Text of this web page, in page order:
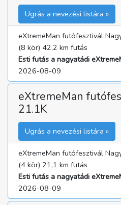
Ugrás a nevezési listára »
eXtremeMan futófesztivál
(8 kör) 42,2 km futás
Esti futás a nagyatádi
2026-08-09
eXtremeMan
21.1K
Ugrás a nevezési listára »
eXtremeMan futófesztivál
(4 kör) 21,1 km futás
Esti futás a nagyatádi
2026-08-09